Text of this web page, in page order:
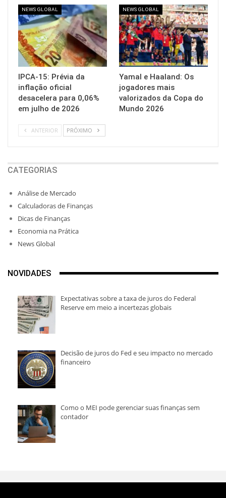
NEWS GLOBAL
IPCA-15: Prévia da
inflação oficial
desacelera para 0,06%
em julho de 2026
NEWS GLOBAL
Yamal e Haaland: Os
jogadores mais
valorizados da Copa do
Mundo 2026
ANTERIOR PRÓXIMO
CATEGORIAS
Análise de Mercado
Calculadoras de Finanças
Dicas de Finanças
Economia na Prática
News Global
NOVIDADES
Expectativas sobre a taxa de juros do Federal
Reserve em meio a incertezas globais
Decisão de juros do Fed e seu impacto no mercado
financeiro
Como o MEI pode gerenciar suas finanças sem
contador